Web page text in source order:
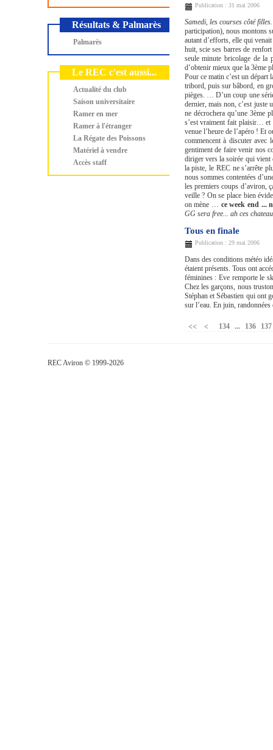
Publication : 31 mai 2006
Samedi, les courses côté
participation), nous montons
autant d’efforts, elle qui
huit, scie ses barres de
seule minute bricolage de la
d’obtenir mieux que la
Pour ce matin c’est un
tribord, puis sur bâbord, en
pièges. … D’un coup une
dernier, mais non, c’est juste
ne décrochera qu’une
s’est vraiment fait plaisir…
venue l’heure de l’apéro !
commencent à discuter
gentiment de faire venir nos
diriger vers la soirée qui vient
la piste, le REC ne s’arrête
nous sommes contentées
les premiers coups d’aviron,
veille ? On se place bien
on mène … ce week end ...
GG sera free... ah ces
Tous en finale
Publication : 29 mai 2006
Dans des conditions météo
étaient présents. Tous ont
féminines : Eve remporte le
Chez les garçons, nous
Stéphan et Sébastien qui ont
sur l’eau. En juin,
134 ... 136 137
Résultats & Palmarès
Palmarès
Le REC c'est aussi...
Actualité du club
Saison universitaire
Ramer en mer
Ramer à l'étranger
La Régate des Poissons
Matériel à vendre
Accès staff
REC Aviron © 1999-2026